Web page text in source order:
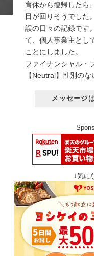
育休から復帰したら
目が回りそうでした
誤の日々の記録です
て、個人事業主とし
ことにしました。
ファイナンシャル・
【Neutral】性別のな
メッセージ
↓気に